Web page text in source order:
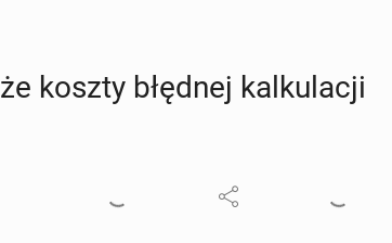
koszty błędnej kal­ku­la­cji